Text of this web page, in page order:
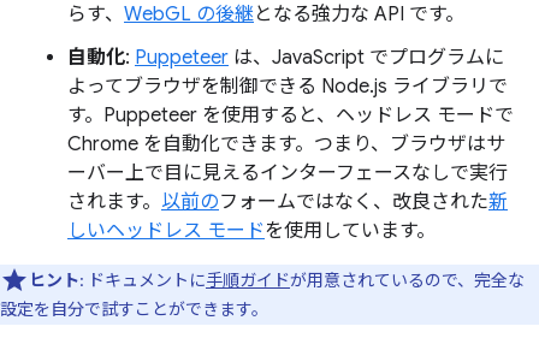
らす、 WebGL の後継となる強力な API です。
自動化: Puppeteer は、JavaScript でプログラムに
よってブラウザを制御できる Node.js ライブラリで
す。Puppeteer を使用すると、ヘッドレス モードで
Chrome を自動化できます。つまり、ブラウザはサ
ーバー上で目に見えるインターフェースなしで実行
されます。 以前のフォームではなく、改良された新
しいヘッドレス モードを使用しています。
ヒント: ドキュメントに手順ガイドが用意されているので、完全な
設定を自分で試すことができます。